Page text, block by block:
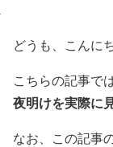
どうも、こんに
こちらの記事では
夜明けを実際に
なお、この記事